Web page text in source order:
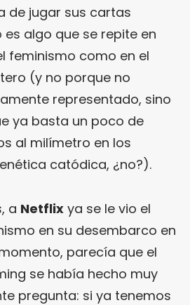
de jugar sus cartas
algo que se repite en
feminismo como en el
(y no porque no
representado, sino
ya basta un poco de
al milímetro en los
catódica, ¿no?).
a Netflix ya se le vio el
en su desembarco en
parecía que el
se había hecho muy
pregunta: si ya tenemos